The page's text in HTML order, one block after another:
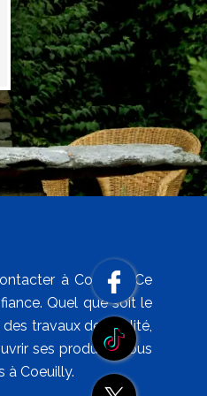
à Coeuilly. Ce
Quel que soit le
travaux de qualité,
ses produits. Vous
à Coeuilly.